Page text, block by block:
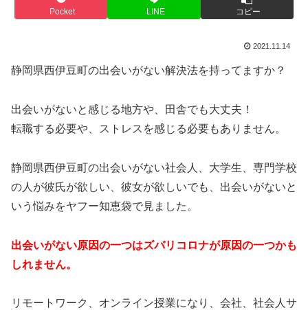
Pocket LINE コピー
2021.11.14
静岡県西伊豆町の出会いがない解決法を持ってますか？
出会いがないと感じる地方や、田舎でも大丈夫！
転職する必要や、ストレスを感じる必要もありません。
静岡県西伊豆町の出会いがない社会人、大学生、専門学校
の人が彼氏が欲しい、彼女が欲しいでも、出会いがないと
いう悩みをヤフー知恵袋で見ました。
出会いがない原因の一つはズバリコロナが原因の一つかも
しれません。
リモートワーク、オンライン授業になり、会社、社会人サ